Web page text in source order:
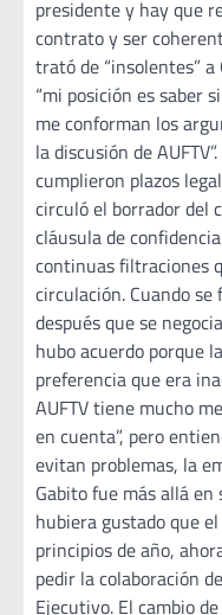
presidente y hay que
contrato y ser
trató de “insolentes”
“mi posición es saber
me conforman los
la discusión de
cumplieron plazos
circuló el borrador del
cláusula de
continuas filtraciones
circulación. Cuando
después que se
hubo acuerdo porque
preferencia que era
AUFTV tiene mucho
en cuenta”, pero
evitan problemas, la
Gabito fue más allá en
hubiera gustado que
principios de año,
pedir la colaboración
Ejecutivo. El cambio